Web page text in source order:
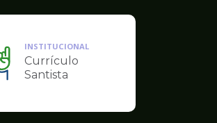
Ilustração
da
de
INSTITUCIONAL
Currículo
Santista